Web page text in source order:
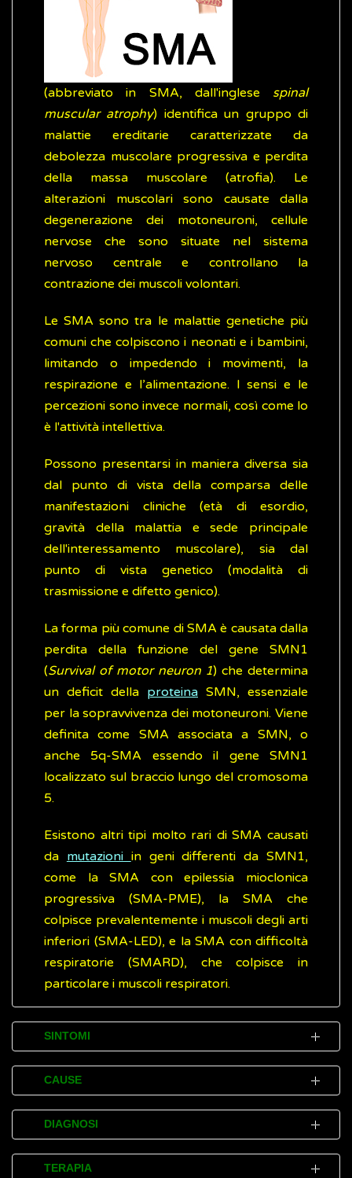
(abbreviato in SMA, dall'inglese spinal
muscular atrophy) identifica un gruppo di
malattie ereditarie caratterizzate da
debolezza muscolare progressiva e perdita
della massa muscolare (atrofia). Le
alterazioni muscolari sono causate dalla
degenerazione dei motoneuroni, cellule
nervose che sono situate nel sistema
nervoso centrale e controllano la
contrazione dei muscoli volontari.
Le SMA sono tra le malattie genetiche più
comuni che colpiscono i neonati e i bambini,
limitando o impedendo i movimenti, la
respirazione e l’alimentazione. I sensi e le
percezioni sono invece normali, così come lo
è l'attività intellettiva.
Possono presentarsi in maniera diversa sia
dal punto di vista della comparsa delle
manifestazioni cliniche (età di esordio,
gravità della malattia e sede principale
dell'interessamento muscolare), sia dal
punto di vista genetico (modalità di
trasmissione e difetto genico).
La forma più comune di SMA è causata dalla
perdita della funzione del gene SMN1
(Survival of motor neuron 1) che determina
un deficit della proteina SMN, essenziale
per la sopravvivenza dei motoneuroni. Viene
definita come SMA associata a SMN, o
anche 5q-SMA essendo il gene SMN1
localizzato sul braccio lungo del cromosoma
5.
Esistono altri tipi molto rari di SMA causati
da mutazioni in geni differenti da SMN1,
come la SMA con epilessia mioclonica
progressiva (SMA-PME), la SMA che
colpisce prevalentemente i muscoli degli arti
inferiori (SMA-LED), e la SMA con difficoltà
respiratorie (SMARD), che colpisce in
particolare i muscoli respiratori.
SINTOMI
L'atrofia muscolare spinale (SMA) associata
a mancanza dellaproteinaSMN si presenta
in forme diverse (clinicamente eterogenea)
ed è stata distinta in cinque tipi in base all'età
di comparsa, alla gravità del decadimento
CAUSE
All'origine dell'atrofia muscolare spinale
(SMA) c’è un gene difettoso che causa la
progressiva perdita dei motoneuroni che
DIAGNOSI
L'accertamento (diagnosi) di atrofia
TERAPIA